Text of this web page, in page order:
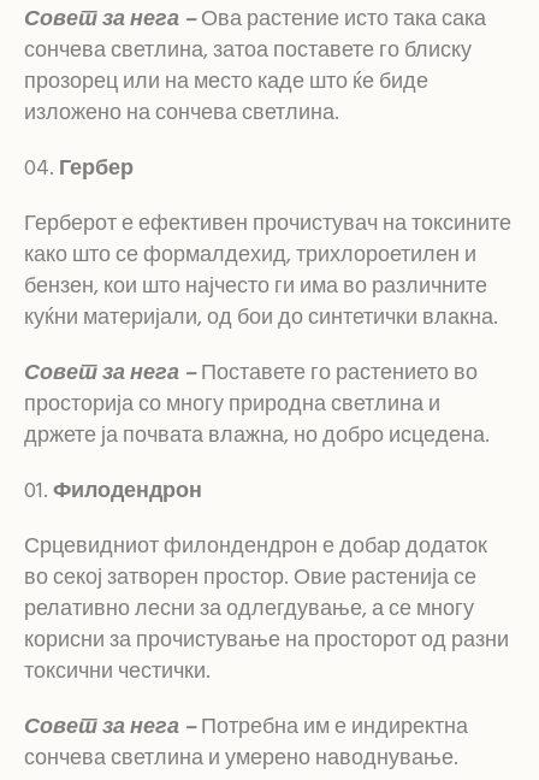
Совет за нега –Ова растение исто така сака
сончева светлина, затоа поставете го блиску
прозорец или на место каде што ќе биде
изложено на сончева светлина.
Гербер
Герберот е ефективен прочистувач на токсините
како што се формалдехид, трихлороетилен и
бензен, кои што најчесто ги има во различните
куќни материјали, од бои до синтетички влакна.
Совет за нега –Поставете го растението во
просторија со многу природна светлина и
држете ја почвата влажна, но добро исцедена.
Филодендрон
Срцевидниот филондендрон е добар додаток
во секој затворен простор. Овие растенија се
релативно лесни за одлегдување, а се многу
корисни за прочистување на просторот од разни
токсични честички.
Совет за нега –Потребна им е индиректна
сончева светлина и умерено наводнување.